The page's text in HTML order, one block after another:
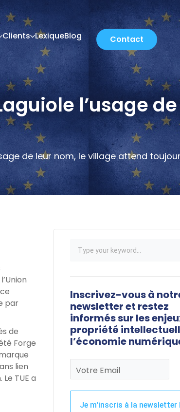
Clients LexiqueBlog Contact
l’usage
de leur nom, le village attend
par
de
Forge
lien
TUE a
Inscrivez-vous à
newsletter et restez
informés sur les
propriété
l’économie
Votre Email
Je m'inscris à la newsletter